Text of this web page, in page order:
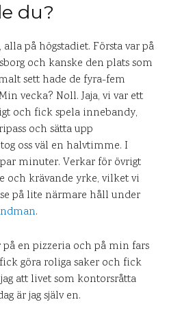
du?
på högstadiet. Första var på
och kanske den plats som
sett hade de fyra-fem
vecka? Noll. Jaja, vi var ett
och fick spela innebandy,
och sätta upp
oss väl en halvtimme. I
minuter. Verkar för övrigt
och krävande yrke, vilket vi
på lite närmare håll under
.
på en pizzeria och på min fars
göra roliga saker och fick
att livet som kontorsråtta
är jag själv en.